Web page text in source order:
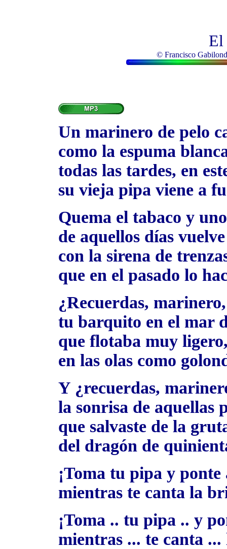
El
© Francisco
Un marinero de pelo
como la espuma
todas las tardes, en
su vieja pipa viene a
Quema el tabaco y
de aquellos días
con la sirena de
que en el pasado lo
¿Recuerdas, marinero,
tu barquito en el mar
que flotaba muy
en las olas como
Y ¿recuerdas,
la sonrisa de aquellas
que salvaste de la
del dragón de
¡Toma tu pipa y
mientras te canta la
¡Toma .. tu pipa .. y
mientras ... te canta